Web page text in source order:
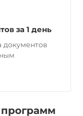
за 1 день
документов